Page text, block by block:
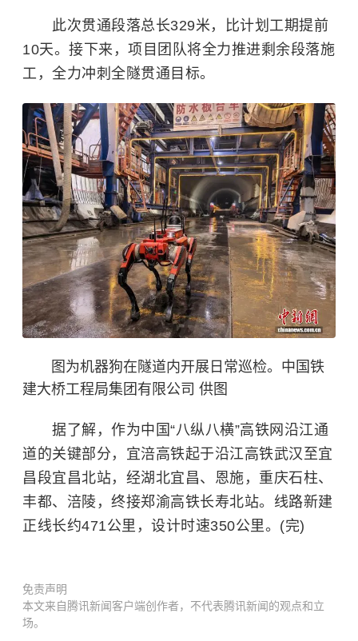
此次贯通段落总长329米，比计划工期提前
10天。接下来，项目团队将全力推进剩余段落施
工，全力冲刺全隧贯通目标。
图为机器狗在隧道内开展日常巡检。中国铁
建大桥工程局集团有限公司 供图
据了解，作为中国“八纵八横”高铁网沿江通
道的关键部分，宜涪高铁起于沿江高铁武汉至宜
昌段宜昌北站，经湖北宜昌、恩施，重庆石柱、
丰都、涪陵，终接郑渝高铁长寿北站。线路新建
正线长约471公里，设计时速350公里。(完)
免责声明
本文来自腾讯新闻客户端创作者，不代表腾讯新闻的观点和立
场。